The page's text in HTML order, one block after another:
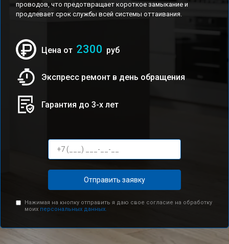
проводов, что предотвращает короткое замыкание и
продлевает срок службы всей системы оттаивания.
Цена от 2300 руб
Экспресс ремонт в день обращения
Гарантия до 3-х лет
Отправить заявку
Нажимая на кнопку отправить я даю свое согласие на обработку
моих персональных данных.